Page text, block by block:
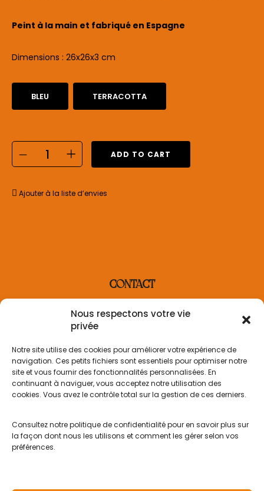
Nous respectons votre vie
privée
Notre site utilise des cookies pour améliorer votre expérience de
navigation. Ces petits fichiers sont essentiels pour optimiser notre
site et vous fournir des fonctionnalités personnalisées. En
continuant à naviguer, vous acceptez notre utilisation des
cookies. Vous avez le contrôle total sur la gestion de ces derniers.
Consultez notre politique de confidentialité pour en savoir plus sur
la façon dont nous les utilisons et comment les gérer selon vos
préférences.
Peint à la main et fabriqué en Espagne
Dimensions : 26x26x3 cm
BLEU TERRACOTTA
ADD TO CART
Ajouter à la liste d’envies
CONTACT
contact@villaderosa.com
+33 6 31 48 36 87
INFORMATION
Informations sur la livraison
Politique de retour
Politique de confidentialité
Conditions générales de venteContact